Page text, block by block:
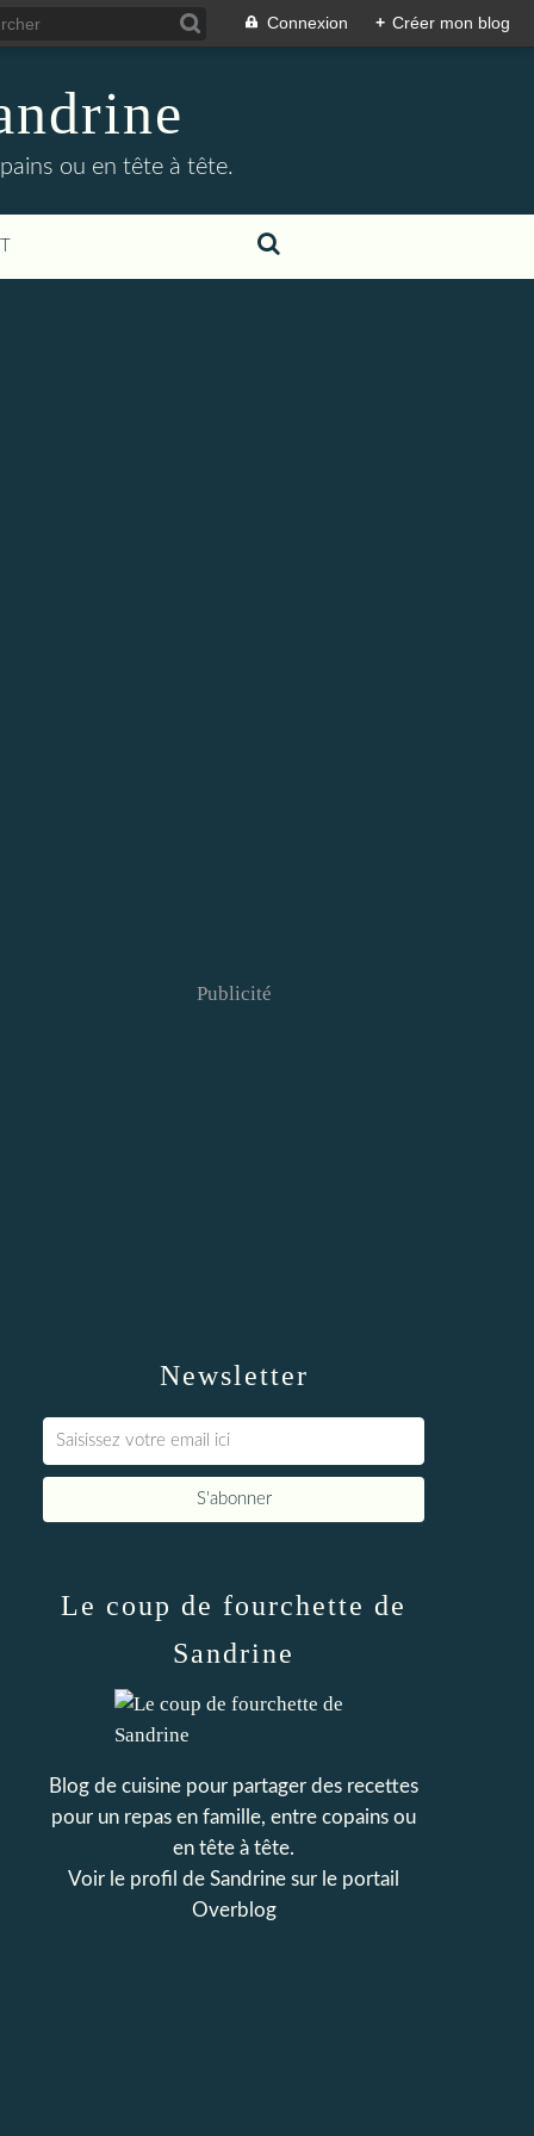
Connexion + Créer mon blog
ou en tête à tête.
Newsletter
Publicité
Le coup de fourchette de
Sandrine
Blog de cuisine pour partager des recettes
pour un repas en famille, entre copains ou
en tête à tête.
Voir le profil de Sandrine sur le portail
Overblog